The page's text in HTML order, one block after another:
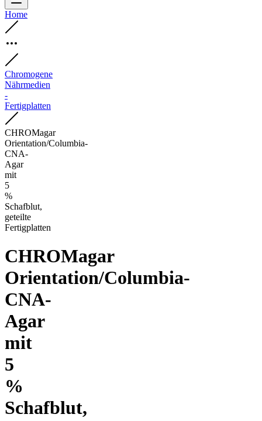
Home
Chromogene
Nährmedien
-
Fertigplatten
CHROMagar
Orientation/Columbia-
CNA-
Agar
mit
5
%
Schafblut,
geteilte
Fertigplatten
CHROMagar
Orientation/Columbia-
CNA-
Agar
mit
5
%
Schafblut,